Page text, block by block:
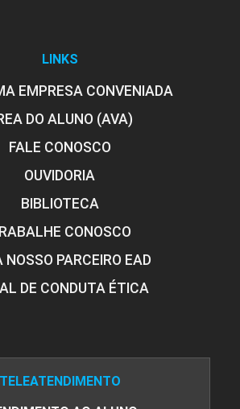
LINKS
EMPRESA CONVENIADA
DO ALUNO (AVA)
FALE CONOSCO
OUVIDORIA
BIBLIOTECA
CONOSCO
NOSSO PARCEIRO EAD
DE CONDUTA ÉTICA
TELEATENDIMENTO